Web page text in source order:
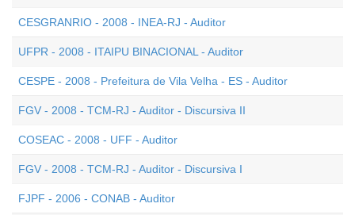
CESGRANRIO - 2008 - INEA-RJ - Auditor
UFPR - 2008 - ITAIPU BINACIONAL - Auditor
CESPE - 2008 - Prefeitura de Vila Velha - ES - Auditor
FGV - 2008 - TCM-RJ - Auditor - Discursiva II
COSEAC - 2008 - UFF - Auditor
FGV - 2008 - TCM-RJ - Auditor - Discursiva I
FJPF - 2006 - CONAB - Auditor